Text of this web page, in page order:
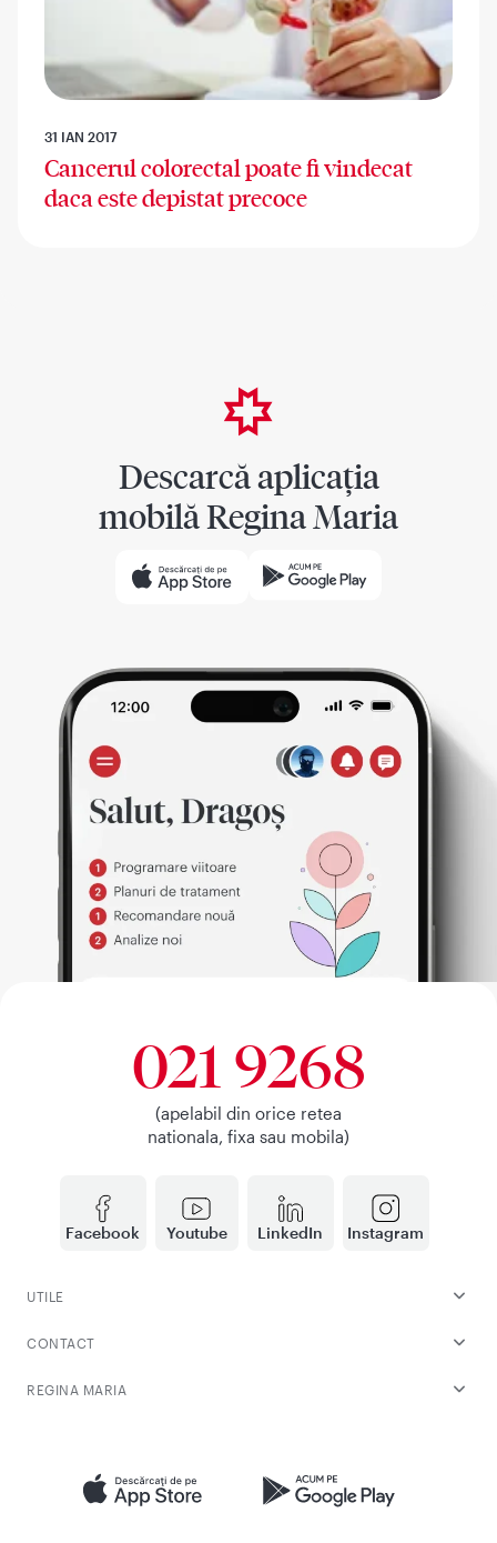
31 IAN 2017
Cancerul colorectal poate fi vindecat
daca este depistat precoce
Descarcă aplicația
mobilă Regina Maria
Facebook Youtube LinkedIn Instagram
021 9268
(apelabil din orice retea
nationala, fixa sau mobila)
UTILE
CONTACT
REGINA MARIA